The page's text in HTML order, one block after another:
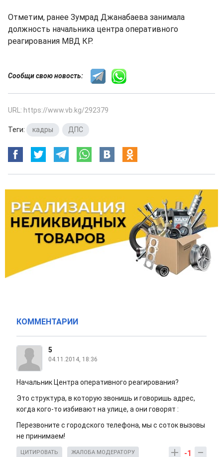
Отметим, ранее Зумрад Джанабаева занимала
должность начальника центра оперативного
реагирования МВД КР.
Сообщи свою новость:
URL: https://www.vb.kg/292379
Теги: кадры ДПС
КОММЕНТАРИИ
5
04.11.2014, 18:36
Начальник Центра оперативного реагирования?
Это структура, в которую звонишь и говоришь адрес,
когда кого-то избивают на улице, а они говорят :
Перезвоните с городского телефона, мы с соток вызовы
не принимаем!
-1
ЦИТИРОВАТЬ ЖАЛОБА МОДЕРАТОРУ